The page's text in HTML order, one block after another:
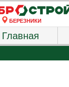
БЕРЕЗНИКИ
Главная